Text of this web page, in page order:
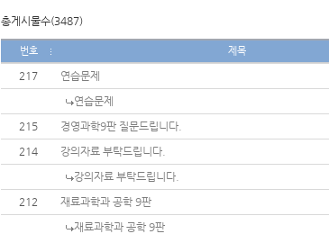
총게시물수(3487)
번호 제목
217 연습문제
연습문제
215
경영과학9판 질문드립니다.
214
강의자료 부탁드립니다.
강의자료 부탁드립니다.
212
재료과학과 공학 9판
재료과학과 공학 9판